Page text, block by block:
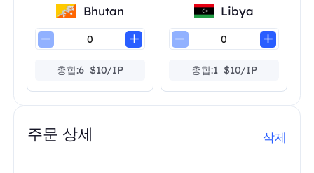
Bhutan
총합:6 $10/IP
Libya
총합:1 $10/IP
주문 상세 삭제